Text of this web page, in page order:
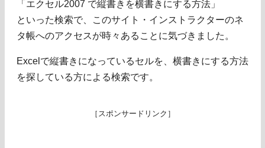
「エクセル2007 で縦書きを横書きにする方法」
といった検索で、このサイト・インストラクターのネ
タ帳へのアクセスが時々あることに気づきました。
Excelで縦書きになっているセルを、横書きにする方法
を探している方による検索です。
［スポンサードリンク］